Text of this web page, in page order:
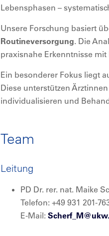
Lebensphasen –
Unsere Forschung basiert
Routineversorgung. Die
praxisnahe Erkenntnisse
Ein besonderer Fokus liegt
Diese unterstützen
individualisieren und
Team
Leitung
PD Dr. rer. nat. Maike
Telefon: +49 931 201-
E-Mail:Scherf_M@